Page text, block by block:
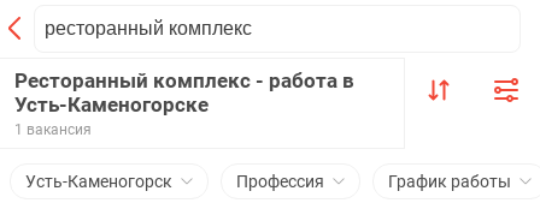
Ресторанный комплекс - работа в
Усть-Каменогорске
1 вакансия
Усть-Каменогорск Профессия График работы